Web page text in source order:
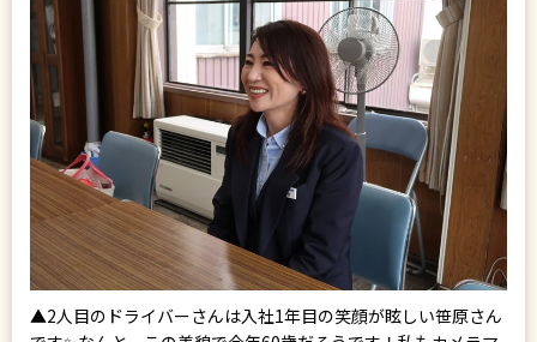
▲2人目のドライバーさんは入社1年目の笑顔が眩しい笹原さん